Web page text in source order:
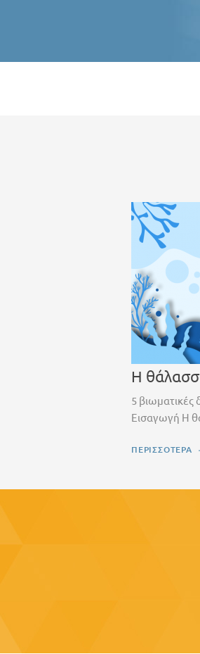
Η
5 βιωματικές
Εισαγωγή Η
ΠΕΡΙΣΣΟΤΕΡΑ